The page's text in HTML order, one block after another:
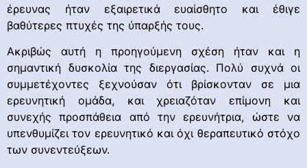
έρευνας ήταν εξαιρετικά ευαίσθητο και έθιγε
βαθύτερες πτυχές της ύπαρξής τους.
Ακριβώς αυτή η προηγούμενη σχέση ήταν και η
σημαντική δυσκολία της διεργασίας. Πολύ συχνά οι
συμμετέχοντες ξεχνούσαν ότι βρίσκονταν σε μια
ερευνητική ομάδα, και χρειαζόταν επίμονη και
συνεχής προσπάθεια από την ερευνήτρια, ώστε να
υπενθυμίζει τον ερευνητικό και όχι θεραπευτικό στόχο
των συνεντεύξεων.